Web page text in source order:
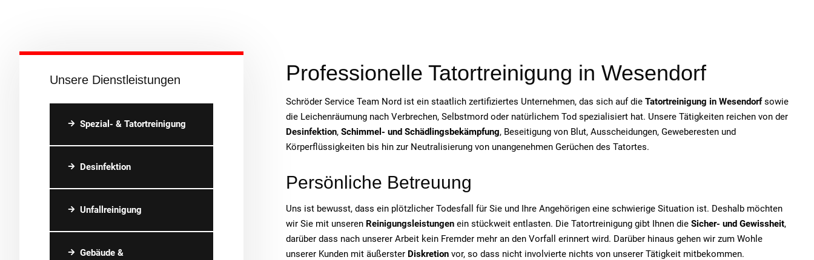
Unsere Dienstleistungen
Spezial- & Tatortreinigung
Desinfektion
Unfallreinigung
Gebäude &
Professionelle Tatortreinigung in Wesendorf
Schröder Service Team Nord ist ein staatlich zertifiziertes Unternehmen, das sich auf die Tatortreinigung in Wesendorfsowie
die Leichenräumung nach Verbrechen, Selbstmord oder natürlichem Tod spezialisiert hat. Unsere Tätigkeiten reichen von der
Desinfektion, Schimmel- und Schädlingsbekämpfung, Beseitigung von Blut, Ausscheidungen, Geweberesten und
Körperflüssigkeiten bis hin zur Neutralisierung von unangenehmen Gerüchen des Tatortes.
Persönliche Betreuung
Uns ist bewusst, dass ein plötzlicher Todesfall für Sie und Ihre Angehörigen eine schwierige Situation ist. Deshalb möchten
wir Sie mit unseren Reinigungsleistungen ein stückweit entlasten. Die Tatortreinigung gibt Ihnen die Sicher- und Gewissheit,
darüber dass nach unserer Arbeit kein Fremder mehr an den Vorfall erinnert wird. Darüber hinaus gehen wir zum Wohle
unserer Kunden mit äußerster Diskretion vor, so dass nicht involvierte nichts von unserer Tätigkeit mitbekommen.